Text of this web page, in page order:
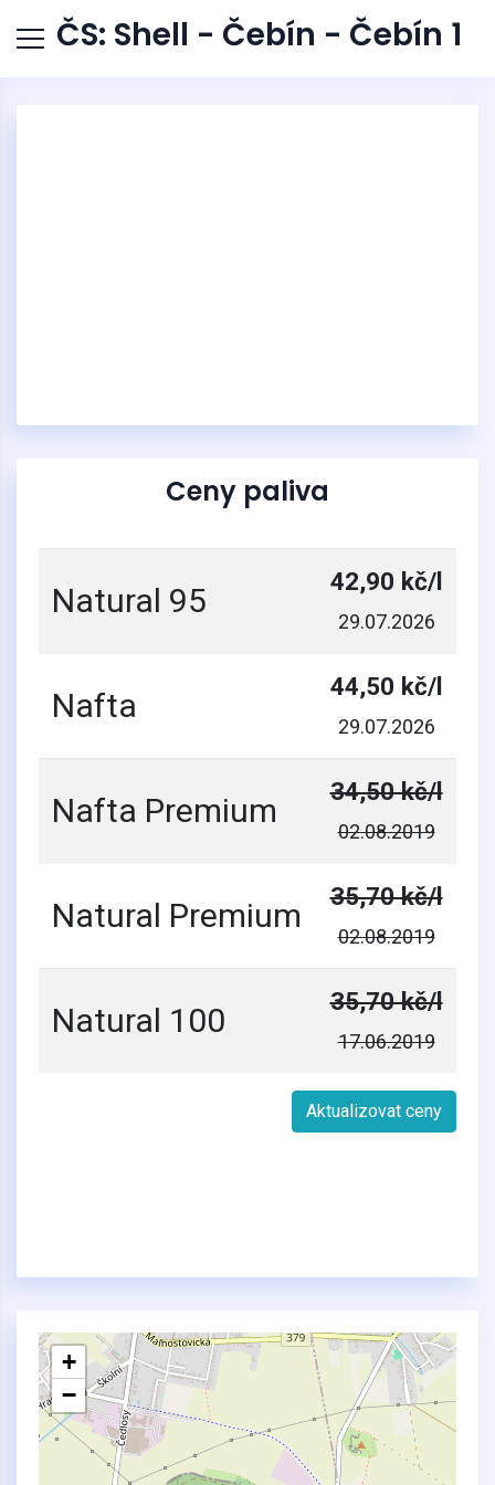
ČS: Shell - Čebín - Čebín 1
Ceny paliva
Natural 95 42,90 kč/l
29.07.2026
Nafta 44,50 kč/l
29.07.2026
Nafta Premium 34,50 kč/l
02.08.2019
Natural Premium 35,70 kč/l
02.08.2019
Natural 100 35,70 kč/l
17.06.2019
Aktualizovat ceny
+
−